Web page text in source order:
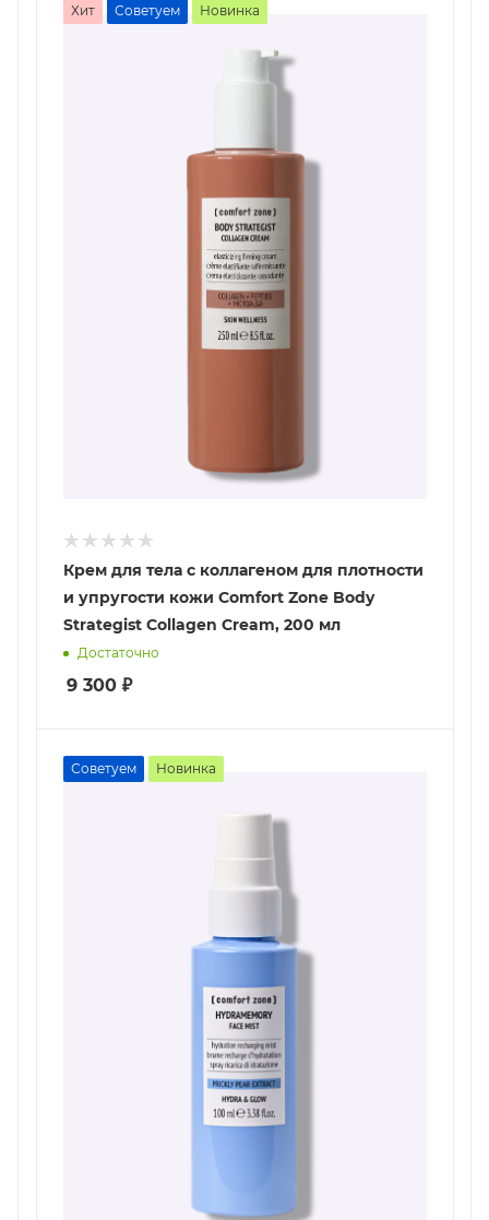
Хит Советуем Новинка
Крем для тела с коллагеном для плотности
и упругости кожи Comfort Zone Body
Strategist Collagen Cream, 200 мл
Достаточно
9 300 ₽
Советуем Новинка